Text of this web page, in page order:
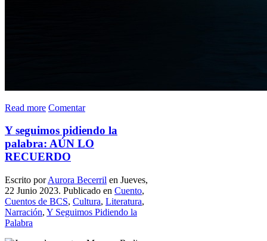
Read more Comentar
Y seguimos pidiendo la
palabra: AÚN LO
RECUERDO
Escrito porAurora Becerril en Jueves,
22 Junio 2023. Publicado en Cuento,
Cuentos de BCS, Cultura, Literatura,
Narración, Y Seguimos Pidiendo la
Palabra